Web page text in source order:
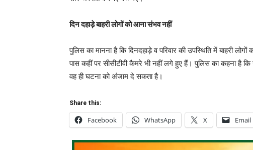
दिन दहाड़े बाहरी लोगों को आना संभव नहीं
पुलिस का मानना है कि दिनदहाड़े व परिवार की उपस्थिति में बाहरी
पास कहीं पर सीसीटीवी कैमरे भी नहीं लगे हुए हैं। पुलिस का कहना है
वह ही घटना को अंजाम दे सकता है।
Share this:
Facebook WhatsApp X Email